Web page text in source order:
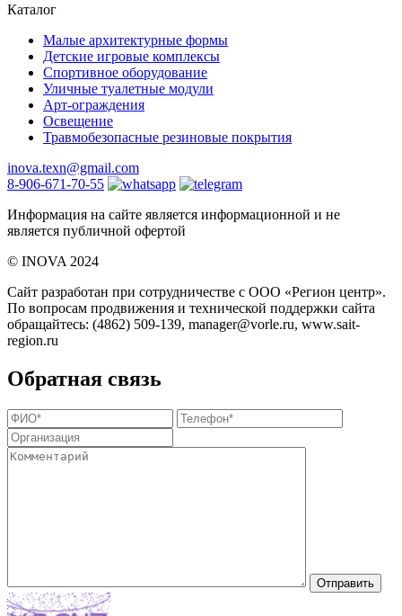
Каталог
Малые архитектурные формы
Детские игровые комплексы
Спортивное оборудование
Уличные туалетные модули
Арт-ограждения
Освещение
Травмобезопасные резиновые покрытия
inova.texn@gmail.com
8-906-671-70-55
Информация на сайте является информационной и не
является публичной офертой
©️ INOVA 2024
Сайт разработан при сотрудничестве с ООО «Регион центр».
По вопросам продвижения и технической поддержки сайта
обращайтесь: (4862) 509-139, manager@vorle.ru, www.sait-
region.ru
Обратная связь
Отправить